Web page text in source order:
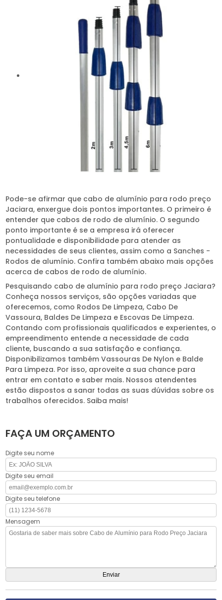
Pode-se afirmar que cabo de alumínio para rodo preço
Jaciara, enxergue dois pontos importantes. O primeiro é
entender que cabos de rodo de alumínio. O segundo
ponto importante é se a empresa irá oferecer
pontualidade e disponibilidade para atender as
necessidades de seus clientes, assim como a Sanches -
Rodos de alumínio. Confira também abaixo mais opções
acerca de cabos de rodo de alumínio.
Pesquisando cabo de alumínio para rodo preço Jaciara?
Conheça nossos serviços, são opções variadas que
oferecemos, como Rodos De Limpeza, Cabo De
Vassoura, Baldes De Limpeza e Escovas De Limpeza.
Contando com profissionais qualificados e experientes, o
empreendimento entende a necessidade de cada
cliente, buscando a sua satisfação e confiança.
Disponibilizamos também Vassouras De Nylon e Balde
Para Limpeza. Por isso, aproveite a sua chance para
entrar em contato e saber mais. Nossos atendentes
estão dispostos a sanar todas as suas dúvidas sobre os
trabalhos oferecidos. Saiba mais!
FAÇA UM ORÇAMENTO
Digite seu nome
Digite seu email
Digite seu telefone
Mensagem